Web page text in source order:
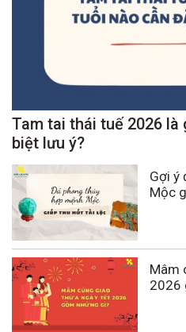
Tam tai thái tuế 2026 là
biệt lưu ý?
Gợi ý
Mộc
Mâm
2026